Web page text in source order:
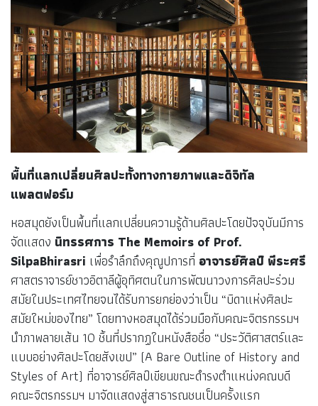
พื้นที่แลกเปลี่ยนศิลปะทั้งทางกายภาพและดิจิทัล
แพลตฟอร์ม
หอสมุดยังเป็นพื้นที่แลกเปลี่ยนความรู้ด้านศิลปะโดยปัจจุบันมีการ
จัดแสดง นิทรรศการ The Memoirs of Prof.
SilpaBhirasri เพื่อรำลึกถึงคุณูปการที่ อาจารย์ศิลป์ พีระศรี
ศาสตราจารย์ชาวอิตาลีผู้อุทิศตนในการพัฒนาวงการศิลปะร่วม
สมัยในประเทศไทยจนได้รับการยกย่องว่าเป็น “บิดาแห่งศิลปะ
สมัยใหม่ของไทย” โดยทางหอสมุดได้ร่วมมือกับคณะจิตรกรรมฯ
นำภาพลายเส้น 10 ชิ้นที่ปรากฏในหนังสือชื่อ “ประวัติศาสตร์และ
แบบอย่างศิลปะโดยสังเขป” (A Bare Outline of History and
Styles of Art) ที่อาจารย์ศิลป์เขียนขณะดำรงตำแหน่งคณบดี
คณะจิตรกรรมฯ มาจัดแสดงสู่สาธารณชนเป็นครั้งแรก